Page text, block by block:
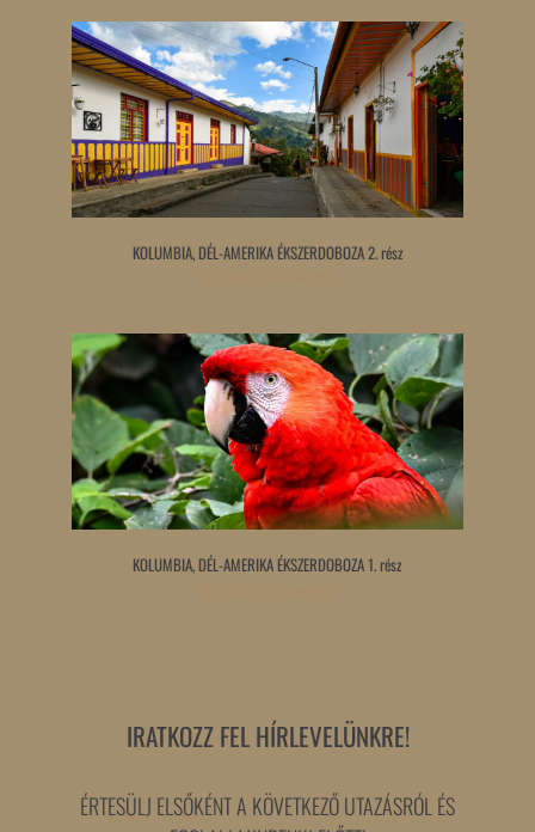
KOLUMBIA, DÉL-AMERIKA ÉKSZERDOBOZA 2. rész
KOLUMBIA, DÉL-AMERIKA ÉKSZERDOBOZA 1. rész
IRATKOZZ FEL HÍRLEVELÜNKRE!
ÉRTESÜLJ ELSŐKÉNT A KÖVETKEZŐ UTAZÁSRÓL ÉS